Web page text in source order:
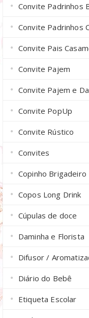
Convite Padrinhos
Convite Padrinhos
Convite Pais
Convite Pajem
Convite Pajem e
Convite PopUp
Convite Rústico
Convites
Copinho Brigadeiro
Copos Long Drink
Cúpulas de doce
Daminha e Florista
Difusor /
Diário do Bebê
Etiqueta Escolar